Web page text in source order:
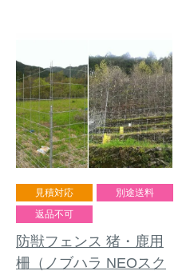
見積対応
別途送料
返品不可
防獣フェンス 猪・鹿用
柵（ノブハラ NEOスク